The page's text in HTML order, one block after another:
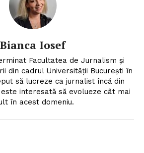
Bianca Iosef
Facultatea de Jurnalism și
din cadrul Universității București în
să lucreze ca jurnalist încă din
interesată să evolueze cât mai
în acest domeniu.